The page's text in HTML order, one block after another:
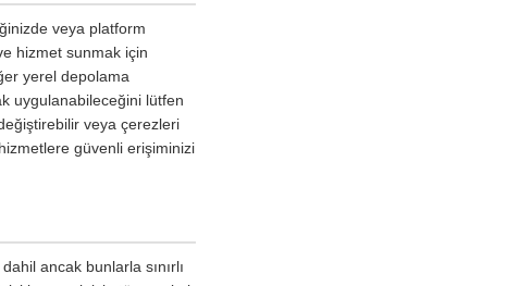
veya platform
hizmet sunmak için
yerel depolama
uygulanabileceğini lütfen
veya çerezleri
güvenli erişiminizi
ancak bunlarla sınırlı